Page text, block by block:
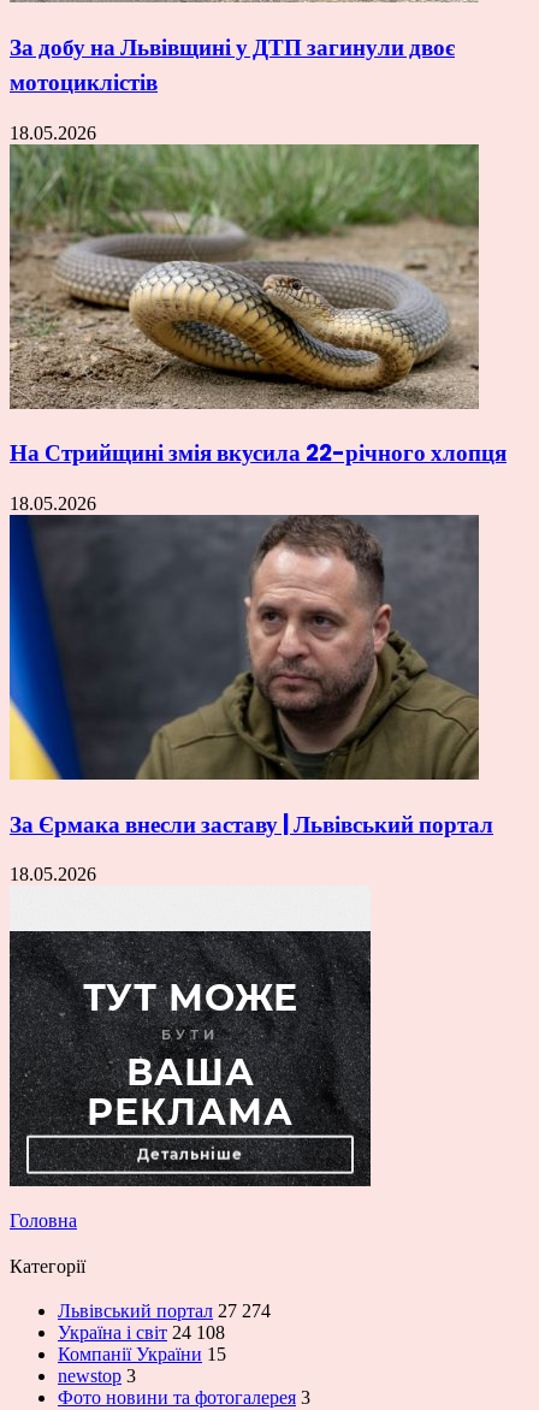
За добу на Львівщині у ДТП загинули двоє
мотоциклістів
18.05.2026
На Стрийщині змія вкусила 22-річного хлопця
18.05.2026
За Єрмака внесли заставу | Львівський портал
18.05.2026
Головна
Категорії
Львівський портал 27 274
Україна і світ 24 108
Компанії України 15
newstop 3
Фото новини та фотогалерея 3